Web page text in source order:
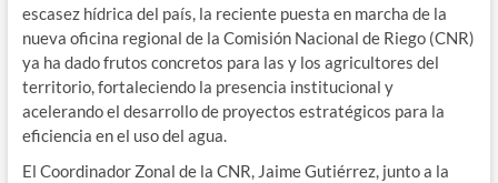
escasez hídrica del país, la reciente puesta en marcha de la
nueva oficina regional de la Comisión Nacional de Riego (CNR)
ya ha dado frutos concretos para las y los agricultores del
territorio, fortaleciendo la presencia institucional y
acelerando el desarrollo de proyectos estratégicos para la
eficiencia en el uso del agua.
El Coordinador Zonal de la CNR, Jaime Gutiérrez, junto a la